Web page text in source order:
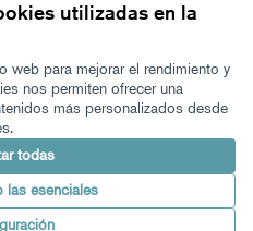
utilizadas en la
web para mejorar el rendimiento y
nos permiten ofrecer una
más personalizados desde
todas
las esenciales
Con
(Enlace